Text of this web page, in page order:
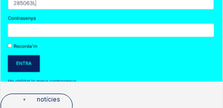
notícies